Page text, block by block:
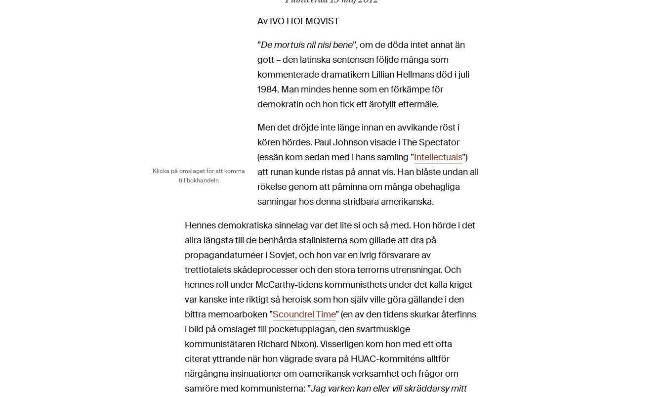
Klicka på omslaget för att komma
till bokhandeln
Av IVO HOLMQVIST
”De mortuis nil nisi bene”, om de döda intet annat än
gott – den latinska sentensen följde många som
kommenterade dramatikern Lillian Hellmans död i juli
1984. Man mindes henne som en förkämpe för
demokratin och hon fick ett ärofyllt eftermäle.
Men det dröjde inte länge innan en avvikande röst i
kören hördes. Paul Johnson visade i The Spectator
(essän kom sedan med i hans samling ”Intellectuals”)
att runan kunde ristas på annat vis. Han blåste undan all
rökelse genom att påminna om många obehagliga
sanningar hos denna stridbara amerikanska.
Hennes demokratiska sinnelag var det lite si och så med. Hon hörde i det
allra längsta till de benhårda stalinisterna som gillade att dra på
propagandaturnéer i Sovjet, och hon var en ivrig försvarare av
trettiotalets skådeprocesser och den stora terrorns utrensningar. Och
hennes roll under McCarthy-tidens kommunisthets under det kalla kriget
var kanske inte riktigt så heroisk som hon själv ville göra gällande i den
bittra memoarboken ”Scoundrel Time” (en av den tidens skurkar återfinns
i bild på omslaget till pocketupplagan, den svartmuskige
kommunistätaren Richard Nixon). Visserligen kom hon med ett ofta
citerat yttrande när hon vägrade svara på HUAC-kommiténs alltför
närgångna insinuationer om oamerikansk verksamhet och frågor om
samröre med kommunisterna: ”Jag varken kan eller vill skräddarsy mitt